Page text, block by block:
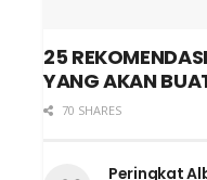
25
YANG AKAN
70 SHARES
Peringkat